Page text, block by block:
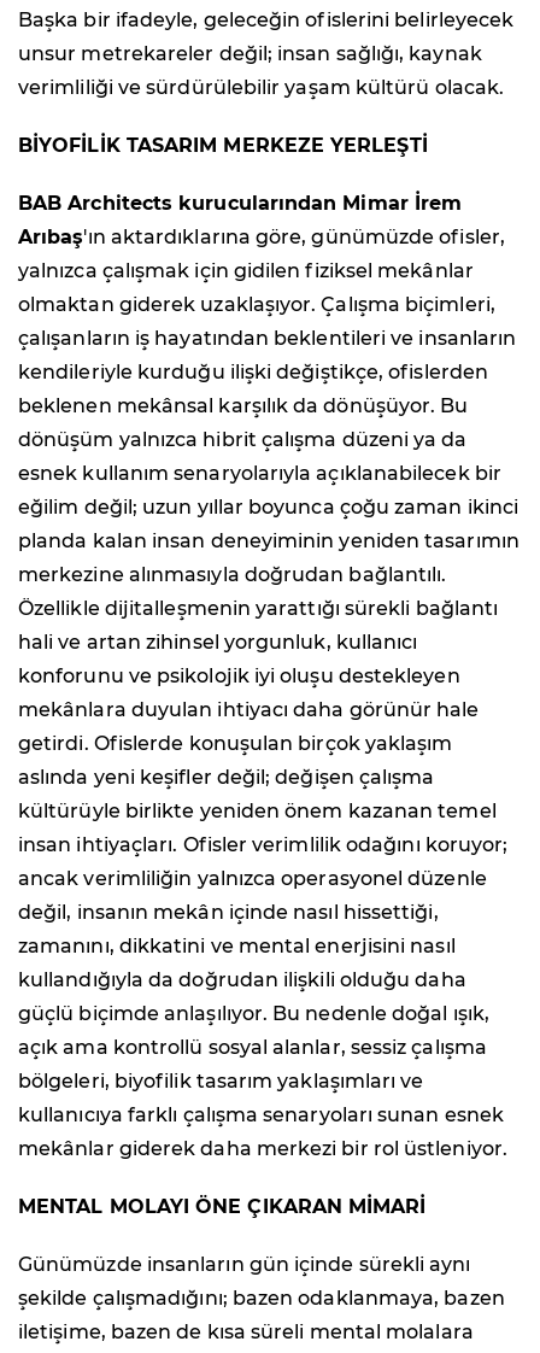
Başka bir ifadeyle, geleceğin ofislerini belirleyecek
unsur metrekareler değil; insan sağlığı, kaynak
verimliliği ve sürdürülebilir yaşam kültürü olacak.
BİYOFİLİK TASARIM MERKEZE YERLEŞTİ
BAB Architects kurucularından Mimar İrem
Arıbaş'ın aktardıklarına göre, günümüzde ofisler,
yalnızca çalışmak için gidilen fiziksel mekânlar
olmaktan giderek uzaklaşıyor. Çalışma biçimleri,
çalışanların iş hayatından beklentileri ve insanların
kendileriyle kurduğu ilişki değiştikçe, ofislerden
beklenen mekânsal karşılık da dönüşüyor. Bu
dönüşüm yalnızca hibrit çalışma düzeni ya da
esnek kullanım senaryolarıyla açıklanabilecek bir
eğilim değil; uzun yıllar boyunca çoğu zaman ikinci
planda kalan insan deneyiminin yeniden tasarımın
merkezine alınmasıyla doğrudan bağlantılı.
Özellikle dijitalleşmenin yarattığı sürekli bağlantı
hali ve artan zihinsel yorgunluk, kullanıcı
konforunu ve psikolojik iyi oluşu destekleyen
mekânlara duyulan ihtiyacı daha görünür hale
getirdi. Ofislerde konuşulan birçok yaklaşım
aslında yeni keşifler değil; değişen çalışma
kültürüyle birlikte yeniden önem kazanan temel
insan ihtiyaçları. Ofisler verimlilik odağını koruyor;
ancak verimliliğin yalnızca operasyonel düzenle
değil, insanın mekân içinde nasıl hissettiği,
zamanını, dikkatini ve mental enerjisini nasıl
kullandığıyla da doğrudan ilişkili olduğu daha
güçlü biçimde anlaşılıyor. Bu nedenle doğal ışık,
açık ama kontrollü sosyal alanlar, sessiz çalışma
bölgeleri, biyofilik tasarım yaklaşımları ve
kullanıcıya farklı çalışma senaryoları sunan esnek
mekânlar giderek daha merkezi bir rol üstleniyor.
MENTAL MOLAYI ÖNE ÇIKARAN MİMARİ
Günümüzde insanların gün içinde sürekli aynı
şekilde çalışmadığını; bazen odaklanmaya, bazen
iletişime, bazen de kısa süreli mental molalara